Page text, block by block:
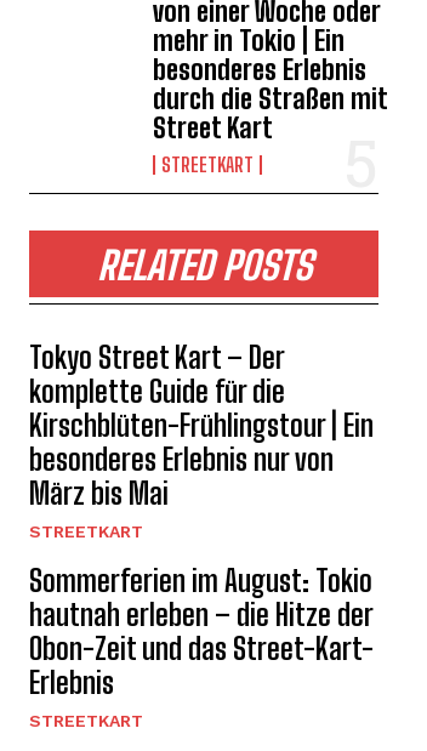
von einer Woche oder
mehr in Tokio | Ein
besonderes Erlebnis
durch die Straßen mit
Street Kart
STREETKART
RELATED POSTS
Tokyo Street Kart – Der
komplette Guide für die
Kirschblüten-Frühlingstour | Ein
besonderes Erlebnis nur von
März bis Mai
STREETKART
Sommerferien im August: Tokio
hautnah erleben – die Hitze der
Obon-Zeit und das Street-Kart-
Erlebnis
STREETKART